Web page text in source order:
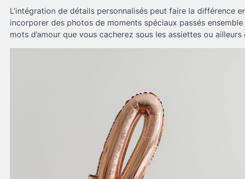
L’intégration de détails personnalisés peut faire la différence
incorporer des photos de moments spéciaux passés
mots d’amour que vous cacherez sous les assiettes ou ailleurs